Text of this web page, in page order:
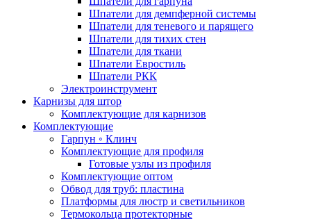
Шпатели для демпферной системы
Шпатели для теневого и парящего
Шпатели для тихих стен
Шпатели для ткани
Шпатели Евростиль
Шпатели РКК
Электроинструмент
Карнизы для штор
Комплектующие для карнизов
Комплектующие
Гарпун ◦ Клинч
Комплектующие для профиля
Готовые узлы из профиля
Комплектующие оптом
Обвод для труб: пластина
Платформы для люстр и светильников
Термокольца протекторные